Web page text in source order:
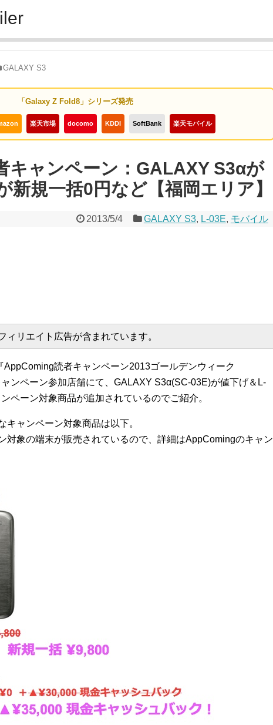
GALAXY S3
「Galaxy Z Fold8」シリーズ発売
楽天市場 docomo KDDI SoftBank 楽天モバイル
キャンペーン：GALAXY S3αが
新規一括0円など【福岡エリア】
2013/5/4 GALAXY S3, L-03E, モバイル
リエイト広告が含まれています。
読者キャンペーン2013ゴールデンウィーク
ンペーン参加店舗にて、GALAXY S3α(SC-03E)が値下げ＆L-
ペーン対象商品が追加されているのでご紹介。
キャンペーン対象商品は以下。
対象の端末が販売されているので、詳細はAppComingのキャン